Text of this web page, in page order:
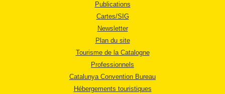
Publications
Cartes/SIG
Newsletter
Plan du site
Tourisme de la Catalogne
Professionnels
Catalunya Convention Bureau
Hébergements touristiques